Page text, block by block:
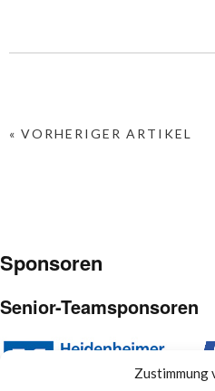
Zustimmung
« VORHERIGER ARTIKEL
Sponsoren
Senior-Teamsponsoren